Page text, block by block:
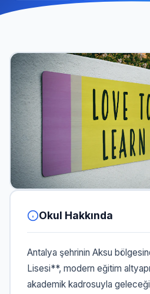
Okul Hakkında
Antalya şehrinin Aksu
Lisesi**, modern eğitim
akademik kadrosuyla